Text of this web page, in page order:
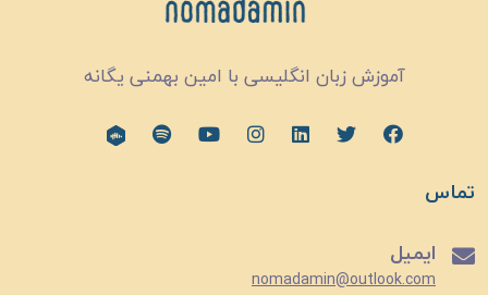
آموزش زبان انگلیسی با امین بهمنی یگانه
تماس
ایمیل
nomadamin@outlook.com